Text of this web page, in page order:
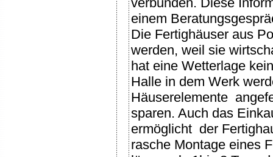
einem
Die Fertighäuser aus
werden, weil sie
hat eine Wetterlage
Halle in dem Werk
Häuserelemente
sparen. Auch das
ermöglicht der
rasche Montage eines